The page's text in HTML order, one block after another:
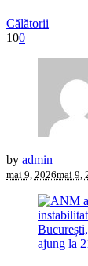
Călătorii
100
by admin
mai 9, 2026mai 9,